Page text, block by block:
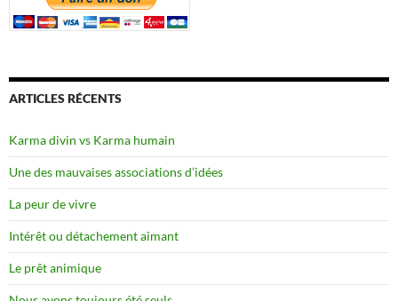
ARTICLES RÉCENTS
Karma divin vs Karma humain
Une des mauvaises associations d’idées
La peur de vivre
Intérêt ou détachement aimant
Le prêt animique